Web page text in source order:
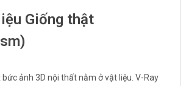
Giống thật
ảnh 3D nội thất nằm ở vật liệu. V-Ray